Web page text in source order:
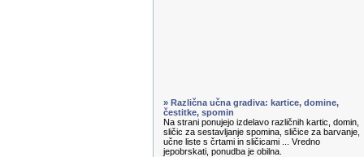
» Različna učna gradiva: kartice, domine,
čestitke, spomin
Na strani ponujejo izdelavo različnih kartic, domin,
sličic za sestavljanje spomina, sličice za barvanje,
učne liste s črtami in sličicami ... Vredno
jepobrskati, ponudba je obilna.